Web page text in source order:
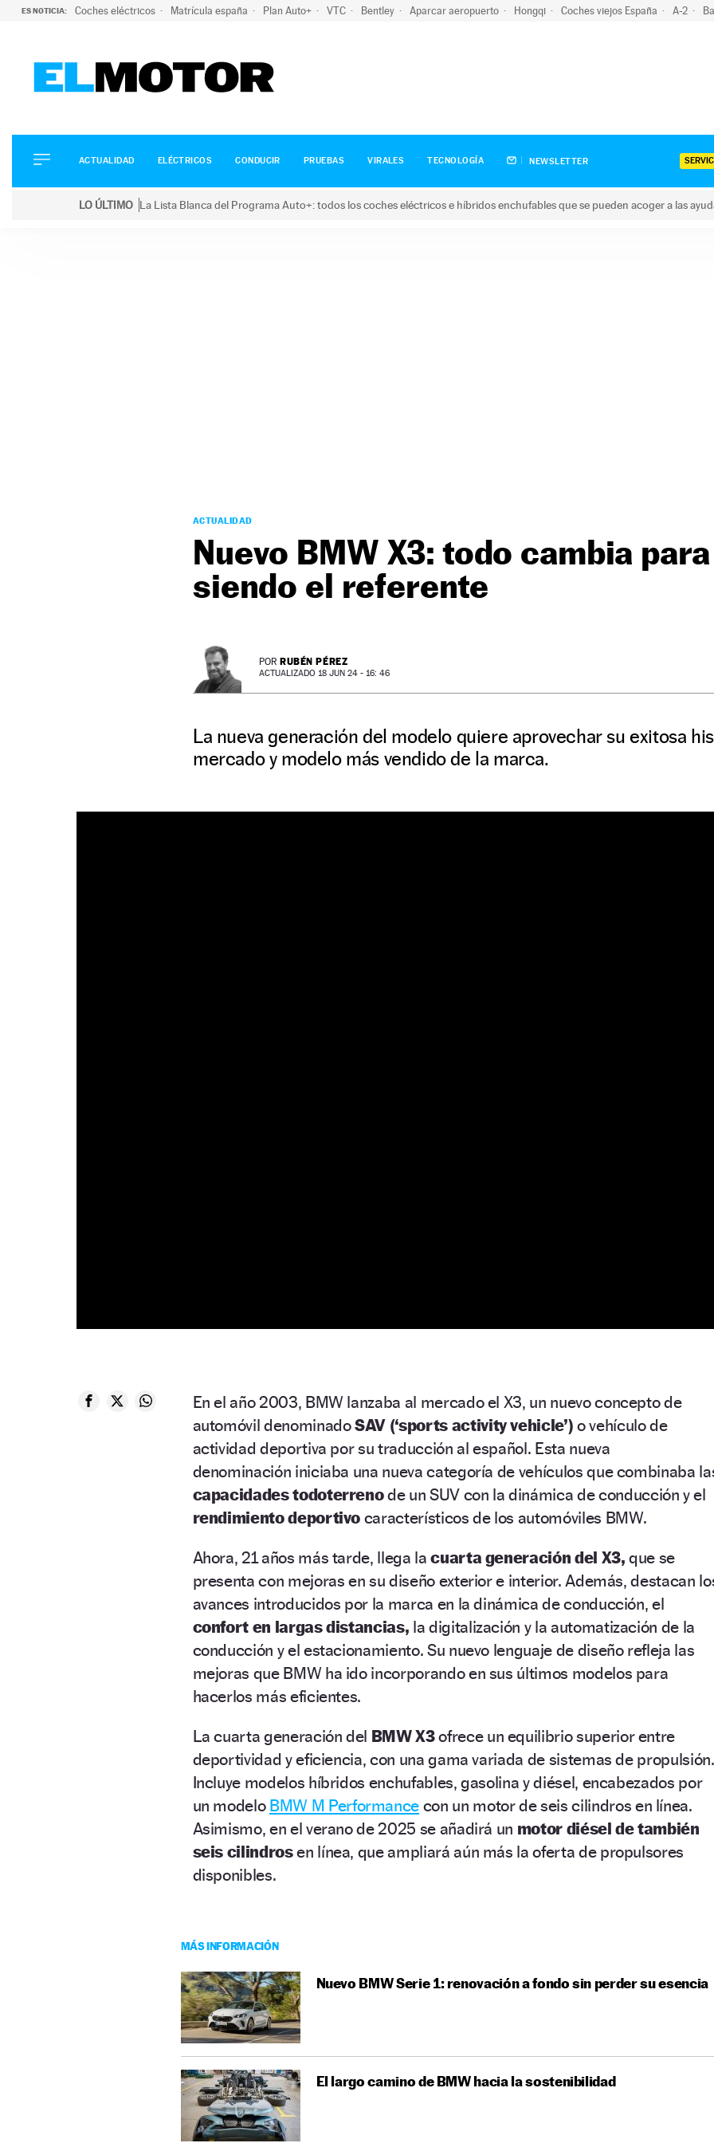
ES NOTICIA: Coches eléctricos Matrícula españa Plan Auto+ VTC Bentley Aparcar aeropuerto Hongqi Coches viejos España A-2
ELÉCTRICOS
CONDUCIR
ACTUALIDAD ELÉCTRICOS CONDUCIR PRUEBAS VIRALES TECNOLOGÍA NEWSLETTER
LO ÚLTIMO La Lista Blanca del Programa Auto+: todos los coches eléctricos e híbridos enchufables que se pueden acoger a las
ACTUALIDAD
Nuevo BMW X3: todo cambia
siendo el referente
POR RUBÉN PÉREZ
ACTUALIZADO 18 JUN 24 - 16: 46
La nueva generación del modelo quiere aprovechar su exitosa
mercado y modelo más vendido de la marca.
En el año 2003, BMW lanzaba al mercado el X3, un nuevo concepto de
automóvil denominadoSAV (‘sports activity vehicle’) o vehículo de
actividad deportiva por su traducción al español. Esta nueva
denominación iniciaba una nueva categoría de vehículos que combinaba
capacidades todoterrenode un SUV con la dinámica de conducción y el
rendimiento deportivo característicos de los automóviles BMW.
Ahora, 21 años más tarde, llega lacuarta generación del X3, que se
presenta con mejoras en su diseño exterior e interior. Además, destacan
avances introducidos por la marca en la dinámica de conducción, el
confort en largas distancias, la digitalización y la automatización de la
conducción y el estacionamiento. Su nuevo lenguaje de diseño refleja las
mejoras que BMW ha ido incorporando en sus últimos modelos para
hacerlos más eficientes.
La cuarta generación del BMW X3ofrece un equilibrio superior entre
deportividad y eficiencia, con una gama variada de sistemas de propulsión.
Incluye modelos híbridos enchufables, gasolina y diésel, encabezados por
un modelo BMW M Performance con un motor de seis cilindros en línea.
Asimismo, en el verano de 2025 se añadirá un motor diésel de también
seis cilindrosen línea, que ampliará aún más la oferta de propulsores
disponibles.
MÁS INFORMACIÓN
Nuevo BMW Serie 1: renovación a fondo sin perder su esencia
El largo camino de BMW hacia la sostenibilidad